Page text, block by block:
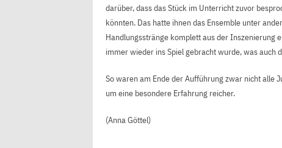
darüber, dass das Stück im Unterricht zuvor
könnten. Das hatte ihnen das Ensemble unter
Handlungsstränge komplett aus der Inszenierung
immer wieder ins Spiel gebracht wurde, was
So waren am Ende der Aufführung zwar nicht alle
um eine besondere Erfahrung reicher.
(Anna Göttel)